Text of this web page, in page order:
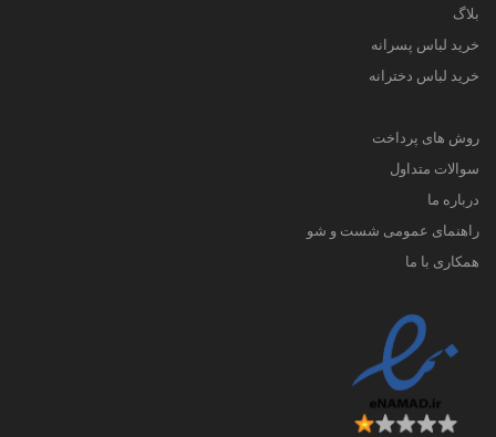
بلاگ
خرید لباس پسرانه
خرید لباس دخترانه
روش های پرداخت
سوالات متداول
درباره ما
راهنمای عمومی شست و شو
همکاری با ما